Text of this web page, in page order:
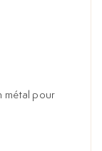
métal pour